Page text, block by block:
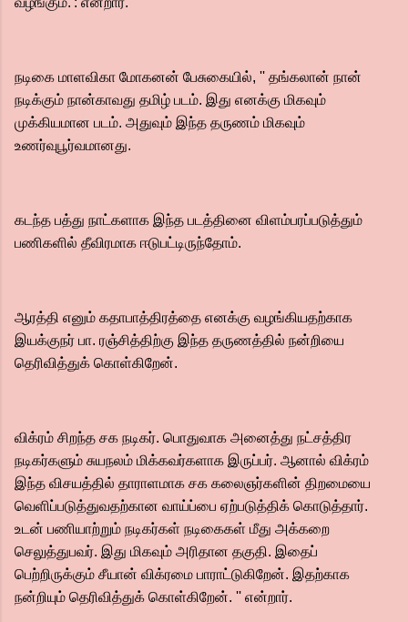
நடிகை மாளவிகா மோகனன் பேசுகையில், '' தங்கலான் நான்
நடிக்கும் நான்காவது தமிழ் படம். இது எனக்கு மிகவும்
முக்கியமான படம். அதுவும் இந்த தருணம் மிகவும்
உணர்வுபூர்வமானது.
கடந்த பத்து நாட்களாக இந்த படத்தினை விளம்பரப்படுத்தும்
பணிகளில் தீவிரமாக ஈடுபட்டிருந்தோம்.
ஆரத்தி எனும் கதாபாத்திரத்தை எனக்கு வழங்கியதற்காக
இயக்குநர் பா. ரஞ்சித்திற்கு இந்த தருணத்தில் நன்றியை
தெரிவித்துக் கொள்கிறேன்.
விக்ரம் சிறந்த சக நடிகர். பொதுவாக அனைத்து நட்சத்திர
நடிகர்களும் சுயநலம் மிக்கவர்களாக இருப்பர். ஆனால் விக்ரம்
இந்த விசயத்தில் தாராளமாக சக கலைஞர்களின் திறமையை
வெளிப்படுத்துவதற்கான வாய்ப்பை ஏற்படுத்திக் கொடுத்தார்.
உடன் பணியாற்றும் நடிகர்கள் நடிகைகள் மீது அக்கறை
செலுத்துபவர். இது மிகவும் அரிதான தகுதி. இதைப்
பெற்றிருக்கும் சீயான் விக்ரமை பாராட்டுகிறேன். இதற்காக
நன்றியும் தெரிவித்துக் கொள்கிறேன். '' என்றார்.